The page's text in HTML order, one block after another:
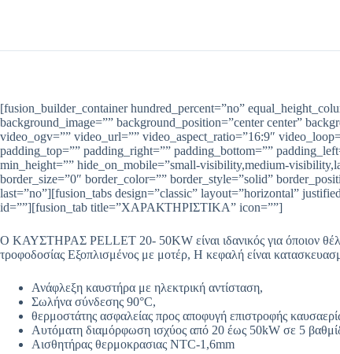
[fusion_builder_container hundred_percent=”no”
background_image=”” background_position=”center center”
video_ogv=”” video_url=”” video_aspect_ratio=”16:9″
padding_top=”” padding_right=”” padding_bottom=””
min_height=”” hide_on_mobile=”small-visibility,medium-
border_size=”0″ border_color=”” border_style=”solid”
last=”no”][fusion_tabs design=”classic” layout=”horizontal”
id=””][fusion_tab title=”ΧΑΡΑΚΤΗΡΙΣΤΙΚΑ” icon=””]
Ο ΚΑΥΣΤΗΡΑΣ PELLET 20- 50KW είναι ιδανικός για όποιον
τροφοδοσίας Εξοπλισμένος με μοτέρ, Η κεφαλή είναι
Ανάφλεξη καυστήρα με ηλεκτρική αντίσταση,
Σωλήνα σύνδεσης 90°C,
θερμοστάτης ασφαλείας προς αποφυγή επιστροφής
Αυτόματη διαμόρφωση ισχύος από 20 έως 50kW σε 5
Αισθητήρας θερμοκρασιας NTC-1,6mm